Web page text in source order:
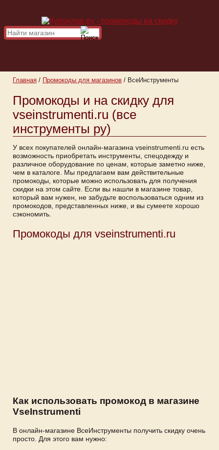
Главная / Промокоды для магазинов / ВсеИнструменты
Промокоды и на скидку для
vseinstrumenti.ru (все
инструменты ру)
У всех покупателей онлайн-магазина vseinstrumenti.ru есть
возможность приобретать инструменты, спецодежду и
различное оборудование по ценам, которые заметно ниже,
чем в каталоге. Мы предлагаем вам действительные
промокоды, которые можно использовать для получения
скидки на этом сайте. Если вы нашли в магазине товар,
который вам нужен, не забудьте воспользоваться одним из
промокодов, представленных ниже, и вы сумеете хорошо
сэкономить.
Промокоды для vseinstrumenti.ru
Как использовать промокод в магазине
VseInstrumenti
В онлайн-магазине ВсеИнструменты получить скидку очень
просто. Для этого вам нужно: